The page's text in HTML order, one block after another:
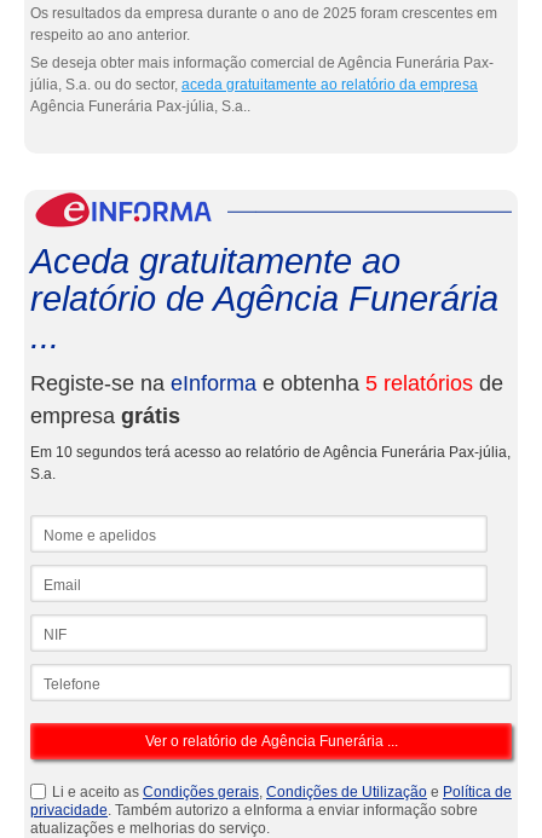
Os resultados da empresa durante o ano de 2025 foram crescentes em
respeito ao ano anterior.
Se deseja obter mais informação comercial de Agência Funerária Pax-
júlia, S.a. ou do sector, aceda gratuitamente ao relatório da empresa
Agência Funerária Pax-júlia, S.a..
Aceda gratuitamente ao
relatório de Agência Funerária
...
Registe-se na eInforma e obtenha 5 relatórios de
empresa grátis
Em 10 segundos terá acesso ao relatório de Agência Funerária Pax-júlia,
S.a.
Li e aceito as Condições gerais, Condições de Utilização e Política de
privacidade. Também autorizo a eInforma a enviar informação sobre
atualizações e melhorias do serviço.